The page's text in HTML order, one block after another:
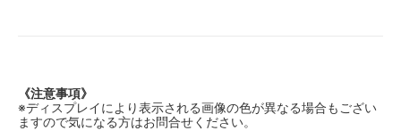
《注意事項》
※ディスプレイにより表示される画像の色が異なる場合もござい
ますので気になる方はお問合せください。